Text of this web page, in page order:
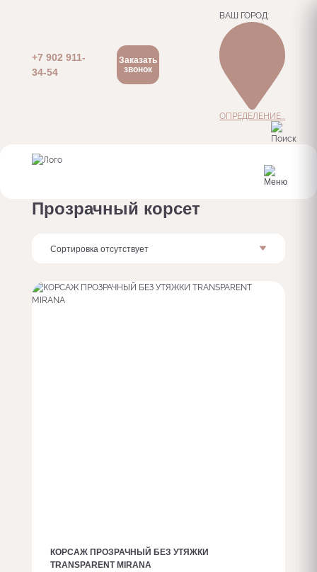
+7 902 911-
34-54
Заказать
звонок
ВАШ ГОРОД:
ОПРЕДЕЛЕНИЕ...
Главная
Прозрачный корсет
Сортировка отсутствует
КОРСАЖ ПРОЗРАЧНЫЙ БЕЗ УТЯЖКИ
TRANSPARENT MIRANA